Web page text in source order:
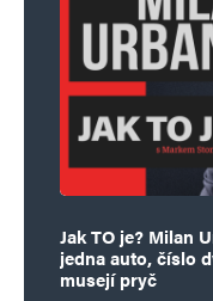
Jura
4. 3. 2025
To je tak hloupé,
pravdu má každý
kroku.
bychom si tu
Jak TO je? Milan
jedna auto, číslo
musejí pryč